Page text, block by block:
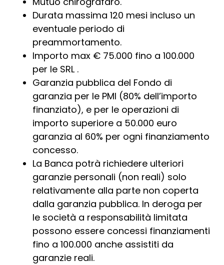
Durata massima 120 mesi incluso un
eventuale periodo di
preammortamento.
Importo max € 75.000 fino a 100.000
per le SRL .
Garanzia pubblica del Fondo di
garanzia per le PMI (80% dell’importo
finanziato), e per le operazioni di
importo superiore a 50.000 euro
garanzia al 60% per ogni finanziamento
concesso.
La Banca potrà richiedere ulteriori
garanzie personali (non reali) solo
relativamente alla parte non coperta
dalla garanzia pubblica. In deroga per
le società a responsabilità limitata
possono essere concessi finanziamenti
fino a 100.000 anche assistiti da
garanzie reali.